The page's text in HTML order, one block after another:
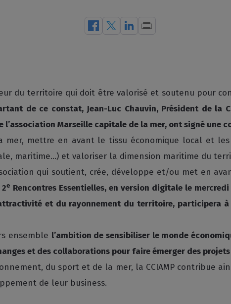
du territoire qui doit être valorisé et soutenu pour
de ce constat, Jean-Luc Chauvin, Président de la
l’association Marseille capitale de la mer, ont signé une
mettre en avant le tissu économique local et les
maritime…) et valoriser la dimension maritime du
qui soutient, crée, développe et/ou met en
e Rencontres Essentielles, en version digitale le
et du rayonnement du territoire, participera
ensemble l’ambition de sensibiliser le monde
et des collaborations pour faire émerger des
du sport et de la mer, la CCIAMP contribue
de leur business.